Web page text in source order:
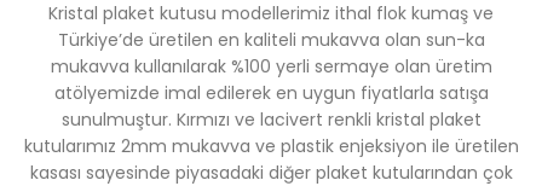
Kristal plaket kutusu modellerimiz ithal flok kumaş ve
Türkiye’de üretilen en kaliteli mukavva olan sun-ka
mukavva kullanılarak %100 yerli sermaye olan üretim
atölyemizde imal edilerek en uygun fiyatlarla satışa
sunulmuştur. Kırmızı ve lacivert renkli kristal plaket
kutularımız 2mm mukavva ve plastik enjeksiyon ile üretilen
kasası sayesinde piyasadaki diğer plaket kutularından çok